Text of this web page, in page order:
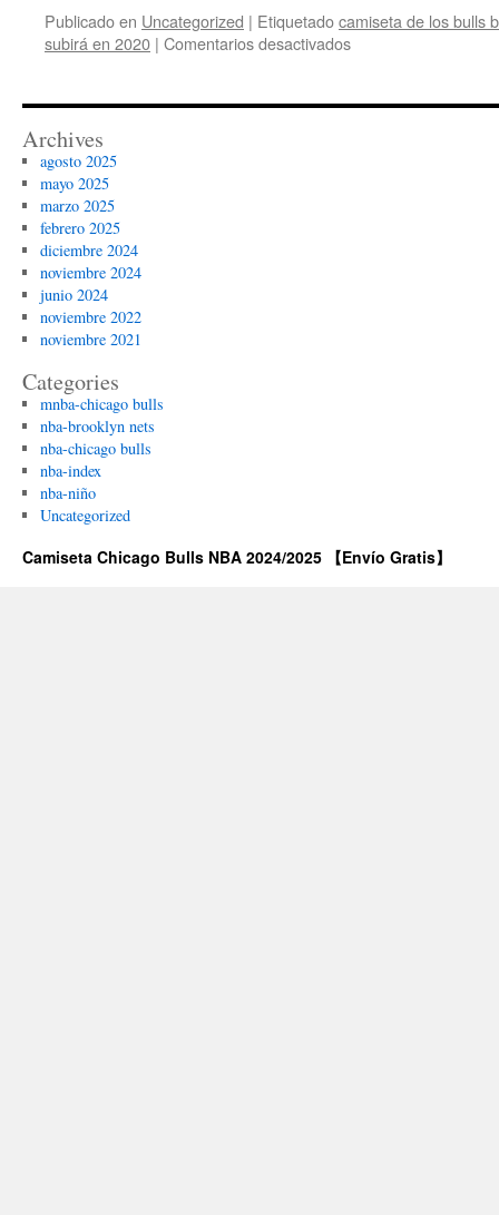
Publicado en Uncategorized | Etiquetadocamiseta de los bulls
subirá en 2020 | Comentarios desactivadosen
los
Archives
agosto 2025
mayo 2025
marzo 2025
febrero 2025
diciembre 2024
noviembre 2024
junio 2024
noviembre 2022
noviembre 2021
Categories
mnba-chicago bulls
nba-brooklyn nets
nba-chicago bulls
nba-index
nba-niño
Uncategorized
Camiseta Chicago Bulls NBA 2024/2025 【Envío Gratis】